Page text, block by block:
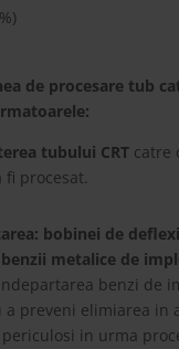
de procesare tub
tubului CRTcatre
procesat.
bobinei de
benzii metalice de
benzi de
preveni elimiarea in
in urma